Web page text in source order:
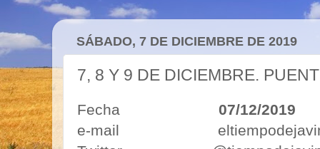
SÁBADO, 7 DE DICIEMBRE DE 2019
7, 8 Y 9 DE DICIEMBRE.
Fecha07/12/2019
e-mail